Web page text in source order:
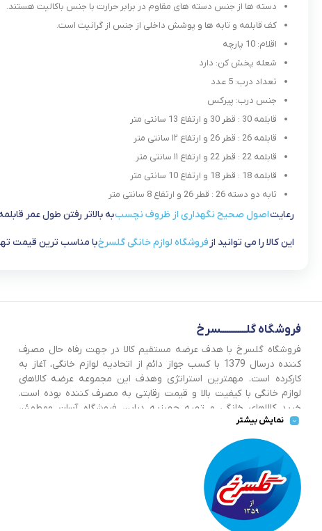
دسته ها از جنس دسته های مقاوم در برابر حرارت با جنس باکالیت هستند.
کف قابلمه و تابه ها و پوشش داخلی از جنس از گرانیت است.
اقلام: 10 پارچه
شعله پخش کن: دارد
تعداد درب: 5 عدد
جنس درب: پیرکس
قابلمه 30 : قطر 30 و ارتفاع 13 سانتی متر
قابلمه 26 : قطر 26 و ارتفاع ۱۲ سانتی متر
قابلمه 22 : قطر 22 و ارتفاع ۱۱ سانتی متر
قابلمه 18 : قطر 18 و ارتفاع 10 سانتی متر
تابه دو دسته 26 : قطر 26 و ارتفاع 8 سانتی متر
رعایتاصول صحیح نگهداری از ظروف نچسببه بالاتر رفتن طول عمر
این کالا را می توانید از فروشگاه لوازم خانگی گلسرخبا مناسب ترین قیمت
فروشگاه گلــــــــــــسرخ
فروشگاه گلسرخ با هدف عرضه مستقیم کالا در جهت رفاه حال مصرف
کننده درسال 1379 با کسب جواز دائم از اتحادیه لوازم خانگی، آغاز به
کارکرده است. مهمترین استراتژی وهدف این مجموعه عرضه کالاهای
لوازم خانگی با کیفیت بالا و قیمت رقابتی به مصرف کننده بوده است.
خرید کالاهای خانگی و تهیه جهیزیه دراین فروشگاه آسان ومطمئن
صورت می پذیرد . گسترش کسب وکارهای اینترنتی ما را بر آن داشت تا
با ایجاد فروشگاه اینترنتی گلسرخ به خدمت رسانی گسترده تر و با
شرایط بهتر بپردازیم.
نمایش بیشتر